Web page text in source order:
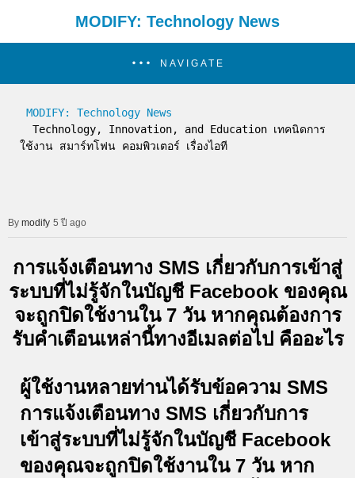
MODIFY: Technology News
NAVIGATE
MODIFY: Technology News
ใช้งาน สมาร์ทโฟน คอมพิวเตอร์ เรื่องไอที
modify 5 ปี ago
การแจ้งเตือนทาง SMS เกี่ยวกับการเข้าสู่
ระบบที่ไม่รู้จักในบัญชี Facebook ของคุณ
จะถูกปิดใช้งานใน 7 วัน หากคุณต้องการ
รับคำเตือนเหล่านี้ทางอีเมลต่อไป คืออะไร
ผู้ใช้งานหลายท่านได้รับข้อความ SMS
การแจ้งเตือนทาง SMS เกี่ยวกับการ
เข้าสู่ระบบที่ไม่รู้จักในบัญชี Facebook
ของคุณจะถูกปิดใช้งานใน 7 วัน หาก